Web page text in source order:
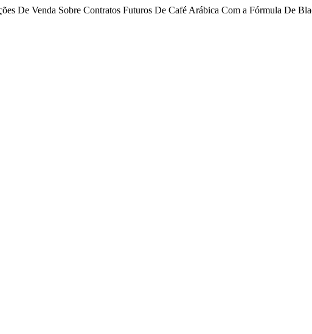
De Venda Sobre Contratos Futuros De Café Arábica Com a Fórmula De